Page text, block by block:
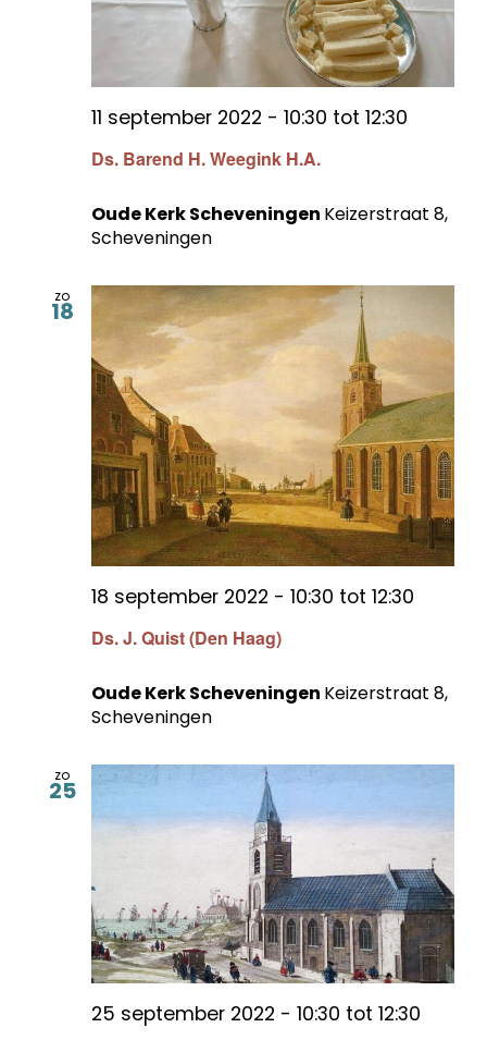
Ds. Barend H. Weegink H.A.
11 september 2022 - 10:30 tot 12:30
Oude Kerk Scheveningen Keizerstraat 8,
Scheveningen
zo
18
Ds. J. Quist (Den Haag)
18 september 2022 - 10:30 tot 12:30
Oude Kerk Scheveningen Keizerstraat 8,
Scheveningen
zo
25
25 september 2022 - 10:30 tot 12:30